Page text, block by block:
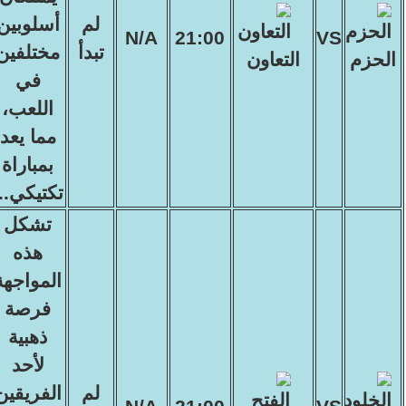
الحزم
VS
التعاون
21:00
N/A
لم
تبدأ
في
اللعب،
مما يعد
بمباراة
لم
تشكل
هذه
فرصة
ذهبية
لأحد